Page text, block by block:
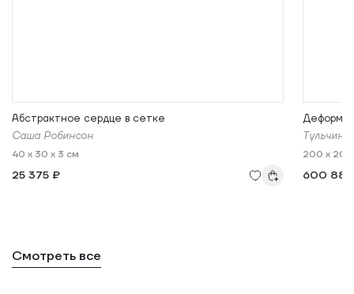
Абстрактное сердце в сетке
Саша Робинсон
40 x 30 x 3 см
25 375 ₽
200 x 200
600
Смотреть все